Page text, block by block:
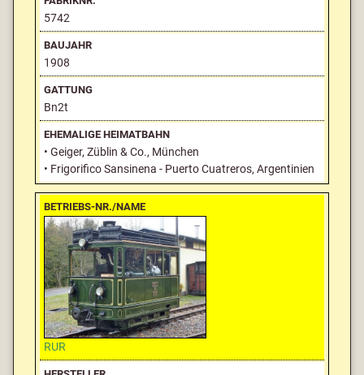
5742
1908
Bn2t
• Geiger, Züblin & Co., München
• Frigorifico Sansinena - Puerto Cuatreros, Argentinien
RUR